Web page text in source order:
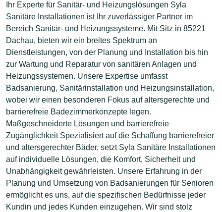
Ihr Experte für Sanitär- und Heizungslösungen Syla
Sanitäre Installationen ist Ihr zuverlässiger Partner im
Bereich Sanitär- und Heizungssysteme. Mit Sitz in 85221
Dachau, bieten wir ein breites Spektrum an
Dienstleistungen, von der Planung und Installation bis hin
zur Wartung und Reparatur von sanitären Anlagen und
Heizungssystemen. Unsere Expertise umfasst
Badsanierung, Sanitärinstallation und Heizungsinstallation,
wobei wir einen besonderen Fokus auf altersgerechte und
barrierefreie Badezimmerkonzepte legen.
Maßgeschneiderte Lösungen und barrierefreie
Zugänglichkeit Spezialisiert auf die Schaffung barrierefreier
und altersgerechter Bäder, setzt Syla Sanitäre Installationen
auf individuelle Lösungen, die Komfort, Sicherheit und
Unabhängigkeit gewährleisten. Unsere Erfahrung in der
Planung und Umsetzung von Badsanierungen für Senioren
ermöglicht es uns, auf die spezifischen Bedürfnisse jeder
Kundin und jedes Kunden einzugehen. Wir sind stolz